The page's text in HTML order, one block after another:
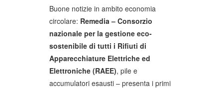
Buone notizie in ambito economia
circolare: Remedia – Consorzio
nazionale per la gestione eco-
sostenibile di tutti i Rifiuti di
Apparecchiature Elettriche ed
Elettroniche (RAEE), pile e
accumulatori esausti – presenta i primi